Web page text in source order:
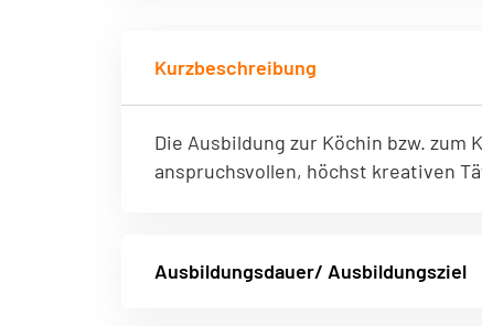
Kurzbeschreibung
Die Ausbildung zur Köchin bzw. zum
anspruchsvollen, höchst kreativen
Ausbildungsdauer/ Ausbildungsziel
Einverständnis-Cookie
cookie_consent
Dieser Cookie speichert die ausgewählten Einverständnis-